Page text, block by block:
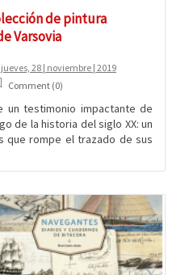
de pintura
Varsovia
jueves, 28 | noviembre | 2019
Comment (0)
un testimonio impactante de
de la historia del siglo XX: un
que rompe el trazado de sus